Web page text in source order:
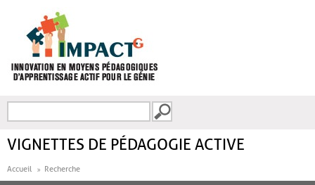
FORMULAIRE DE
VIGNETTES DE PÉDAGOGIE ACTIVE
Accueil Recherche